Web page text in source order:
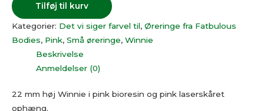
Tilføj til kurv
Kategorier: Det vi siger farvel til, Øreringe fra Fatbulous
Bodies, Pink, Små øreringe, Winnie
Beskrivelse
Anmeldelser (0)
22 mm høj Winnie i pink bioresin og pink laserskåret
ophæng.